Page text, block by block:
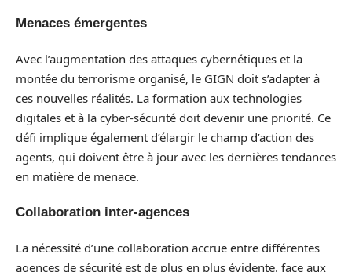
Menaces émergentes
Avec l’augmentation des attaques cybernétiques et la
montée du terrorisme organisé, le GIGN doit s’adapter à
ces nouvelles réalités. La formation aux technologies
digitales et à la cyber-sécurité doit devenir une priorité. Ce
défi implique également d’élargir le champ d’action des
agents, qui doivent être à jour avec les dernières tendances
en matière de menace.
Collaboration inter-agences
La nécessité d’une collaboration accrue entre différentes
agences de sécurité est de plus en plus évidente. face aux